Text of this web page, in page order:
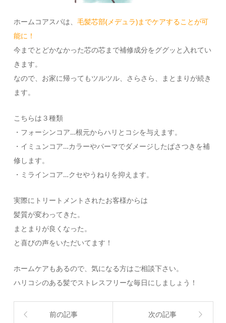
ホームコアスパは、毛髪芯部(メデュラ)までケアすることが可
能に！
今までとどかなかった芯の芯まで補修成分をググッと入れてい
きます。
なので、お家に帰ってもツルツル、さらさら、まとまりが続き
ます。
こちらは３種類
・フォーシンコア…根元からハリとコシを与えます。
・イミュンコア…カラーやパーマでダメージしたぱさつきを補
修します。
・ミラインコア…クセやうねりを抑えます。
実際にトリートメントされたお客様からは
髪質が変わってきた。
まとまりが良くなった。
と喜びの声をいただいてます！
ホームケアもあるので、気になる方はご相談下さい。
ハリコシのある髪でストレスフリーな毎日にしましょう！
前の記事 次の記事